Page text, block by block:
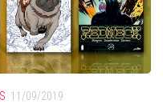
11/09/2019